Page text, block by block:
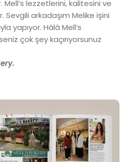
Mell’s lezzetlerini, kalitesini ve
Sevgili arkadaşım Melike işini
yapıyor. Hâlâ Mell’s
çok şey kaçırıyorsunuz